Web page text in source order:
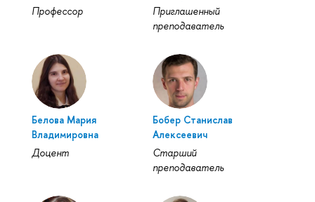
Профессор
Приглашенный
преподаватель
Белова Мария
Владимировна
Доцент
Бобер Станислав
Алексеевич
Старший
преподаватель